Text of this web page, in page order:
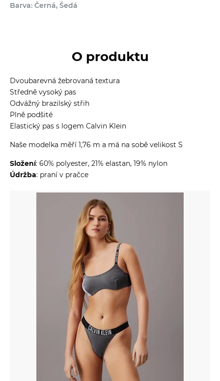
Barva: Černá, Šedá
O produktu
Dvoubarevná žebrovaná textura
Středně vysoký pas
Odvážný brazilský střih
Plně podšité
Elastický pas s logem Calvin Klein
Naše modelka měří 1,76 m a má na sobě velikost S
Složení: 60% polyester, 21% elastan, 19% nylon
Údržba: praní v pračce